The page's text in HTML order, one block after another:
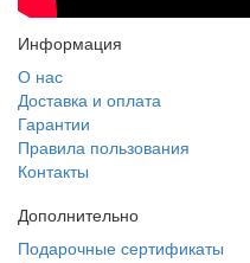
Информация
О нас
Доставка и оплата
Гарантии
Правила пользования
Контакты
Дополнительно
Подарочные сертификаты